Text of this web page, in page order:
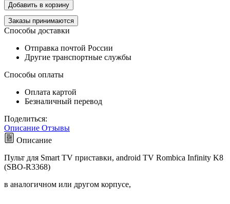
Добавить в корзину
Заказы принимаются
Способы доставки
Отправка почтой России
Другие транспортные службы
Способы оплаты
Оплата картой
Безналичный перевод
Поделиться:
Описание Отзывы
Описание
Пульт для Smart TV приставки, android TV Rombica Infinity K8
(SBO-R3368)
в аналогичном или другом корпусе,